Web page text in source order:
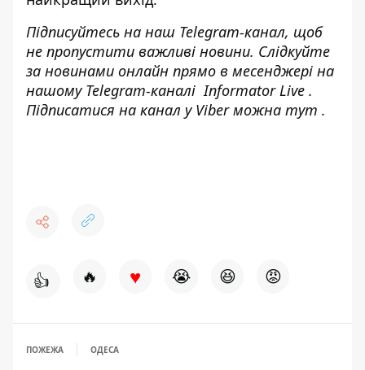
Підписуйтесь на наш Telegram-канал, щоб
не пропустити важливі новини. Слідкуйте
за новинами онлайн прямо в месенджері на
нашому Telegram-каналіInformator Live .
Підписатися на канал у Viber можна тут .
👍 🔥 ♥ 😭 😆 😡
ПОЖЕЖА ОДЕСА